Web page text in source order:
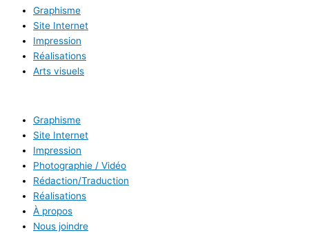
Graphisme
Site Internet
Impression
Réalisations
Arts visuels
Graphisme
Site Internet
Impression
Photographie / Vidéo
Rédaction/Traduction
Réalisations
À propos
Nous joindre